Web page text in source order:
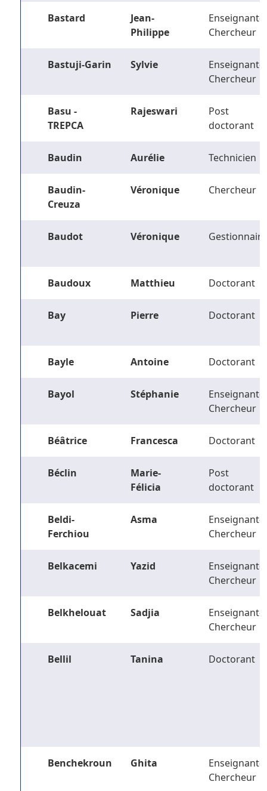
Bastard
Jean-
Philippe
Enseignant-
Chercheur
Bastuji-Garin Sylvie
Enseignant-
Chercheur
Basu -
TREPCA
Rajeswari
Post
doctorant
Baudin Aurélie Technicien
Baudin-
Creuza
Véronique Chercheur
Baudot Véronique Gestionnaire
Baudoux Matthieu Doctorant
Bay Pierre Doctorant
Bayle Antoine Doctorant
Bayol Stéphanie
Enseignant-
Chercheur
Béâtrice Francesca Doctorant
Béclin
Marie-
Félicia
Post
doctorant
Beldi-
Ferchiou
Asma
Enseignant-
Chercheur
Belkacemi Yazid
Enseignant-
Chercheur
Belkhelouat Sadjia
Enseignant-
Chercheur
Bellil Tanina Doctorant
Benchekroun Ghita
Enseignant-
Chercheur